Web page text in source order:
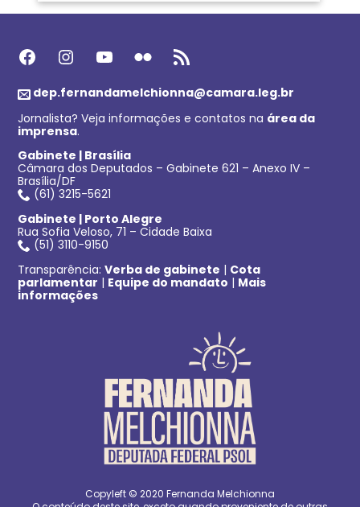
Facebook Instagram Youtube Flickr Feed RSS
dep.fernandamelchionna@camara.leg.br
Jornalista? Veja informações e contatos na área da
imprensa.
Gabinete | Brasília
Câmara dos Deputados – Gabinete 621 – Anexo IV –
Brasília/DF
(61) 3215-5621
Gabinete | Porto Alegre
Rua Sofia Veloso, 71 – Cidade Baixa
(51) 3110-9150
Transparência:Verba de gabinete | Cota
parlamentar | Equipe do mandato | Mais
informações
Copyleft © 2020 Fernanda Melchionna